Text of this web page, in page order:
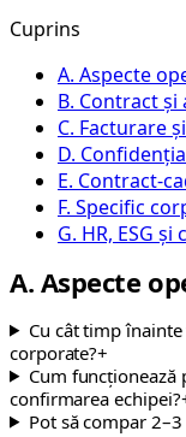
Cuprins
A. Aspecte
B. Contract și
C. Facturare
D.
E. Contract-
F. Specific
G. HR, ESG
A. Aspecte
Cu cât timp
corporate?+
Cum funcționează
confirmarea echipei?
Pot să compar